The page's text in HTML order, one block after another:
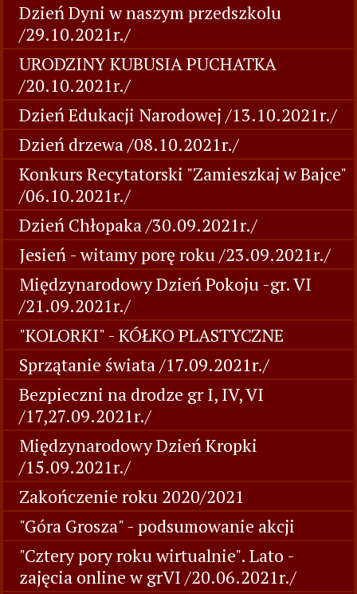
Dzień Dyni w naszym przedszkolu
/29.10.2021r./
URODZINY KUBUSIA PUCHATKA
/20.10.2021r./
Dzień Edukacji Narodowej /13.10.2021r./
Dzień drzewa /08.10.2021r./
Konkurs Recytatorski "Zamieszkaj w Bajce"
/06.10.2021r./
Dzień Chłopaka /30.09.2021r./
Jesień - witamy porę roku /23.09.2021r./
Międzynarodowy Dzień Pokoju -gr. VI
/21.09.2021r./
"KOLORKI" - KÓŁKO PLASTYCZNE
Sprzątanie świata /17.09.2021r./
Bezpieczni na drodze gr I, IV, VI
/17,27.09.2021r./
Międzynarodowy Dzień Kropki
/15.09.2021r./
Zakończenie roku 2020/2021
"Góra Grosza" - podsumowanie akcji
"Cztery pory roku wirtualnie". Lato -
zajęcia online w grVI /20.06.2021r./